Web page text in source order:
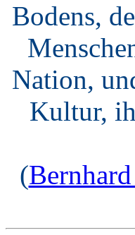
Bodens,
Nation,
Kultur,
(